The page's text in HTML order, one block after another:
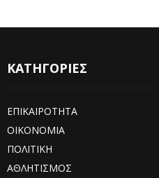
ΚΑΤΗΓΟΡΙΕΣ
ΕΠΙΚΑΙΡΟΤΗΤΑ
ΟΙΚΟΝΟΜΙΑ
ΠΟΛΙΤΙΚΗ
ΑΘΛΗΤΙΣΜΟΣ